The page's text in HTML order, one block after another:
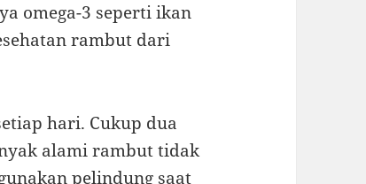
omega-3 seperti ikan
rambut dari
hari. Cukup dua
alami rambut tidak
pelindung saat